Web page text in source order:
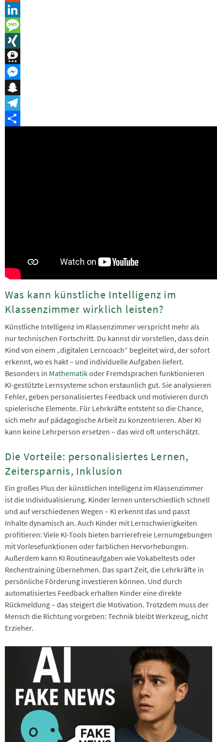
Reddit
LinkedIn
Message
XING
Threema
Messenger
Snapchat
Telegram
Was kann künstliche Intelligenz im
Klassenzimmer wirklich leisten?
Künstliche Intelligenz im Klassenzimmer verspricht mehr als
nur technischen Fortschritt. Du kannst dir vorstellen, dass dein
Kind von einem „digitalen Lerncoach“ begleitet wird, der sofort
erkennt, wo es hakt – und individuelle Aufgaben liefert.
Besonders in Mathematikoder Fremdsprachen funktionieren
KI-gestützte Lernsysteme schon erstaunlich gut. Sie analysieren
Fehler, geben personalisiertes Feedback und motivieren durch
spielerische Elemente. Für Lehrkräfte entsteht so die Chance,
sich mehr auf pädagogische Arbeit zu konzentrieren. Aber KI
kann keine Lehrperson ersetzen – das wird oft unterschätzt.
Die Vorteile: personalisiertes Lernen,
Zeitersparnis, Inklusion
Ein großes Plus der künstlichen Intelligenz im Klassenzimmer
ist die Individualisierung. Kinder lernen unterschiedlich schnell
und auf verschiedenen Wegen – KI erkennt das und passt
Inhalte dynamisch an. Auch Kinder mit Lernschwierigkeiten
profitieren: Viele KI-Tools bieten barrierefreie Lernumgebungen
mit Vorlesefunktionen oder farblichen Hervorhebungen.
Außerdem kann KI Routineaufgaben wie Vokabeltests oder
Rechentraining übernehmen. Das spart Zeit, die Lehrkräfte in
persönliche Förderung investieren können. Und durch
automatisiertes Feedback erhalten Kinder eine direkte
Rückmeldung – das steigert die Motivation. Trotzdem muss der
Mensch die Richtung vorgeben: Technik bleibt Werkzeug, nicht
Erzieher.